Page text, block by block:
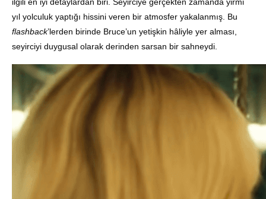
ilgili en iyi detaylardan biri. Seyirciye gerçekten zamanda yirmi
yıl yolculuk yaptığı hissini veren bir atmosfer yakalanmış. Bu
flashback’lerden birinde Bruce’un yetişkin hâliyle yer alması,
seyirciyi duygusal olarak derinden sarsan bir sahneydi.